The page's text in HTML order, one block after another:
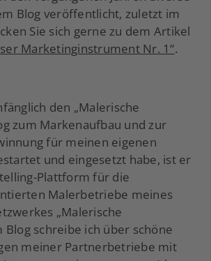
Blog veröffentlicht, zuletzt im
Sie sich gerne zu dem Artikel
Marketinginstrument Nr. 1“.
den „Malerische
zum Markenaufbau und zur
für meinen eigenen
und eingesetzt habe, ist er
Plattform für die
Malerbetriebe meines
„Malerische
Blog schreibe ich über schöne
meiner Partnerbetriebe mit